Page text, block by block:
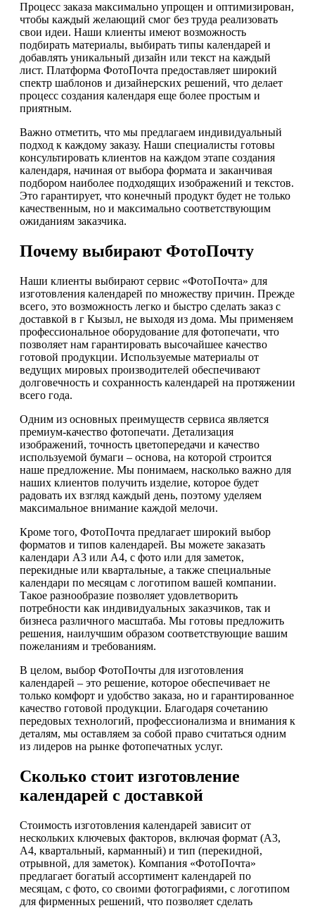
Процесс заказа максимально упрощен и оптимизирован,
чтобы каждый желающий смог без труда реализовать
свои идеи. Наши клиенты имеют возможность
подбирать материалы, выбирать типы календарей и
добавлять уникальный дизайн или текст на каждый
лист. Платформа ФотоПочта предоставляет широкий
спектр шаблонов и дизайнерских решений, что делает
процесс создания календаря еще более простым и
приятным.
Важно отметить, что мы предлагаем индивидуальный
подход к каждому заказу. Наши специалисты готовы
консультировать клиентов на каждом этапе создания
календаря, начиная от выбора формата и заканчивая
подбором наиболее подходящих изображений и текстов.
Это гарантирует, что конечный продукт будет не только
качественным, но и максимально соответствующим
ожиданиям заказчика.
Почему выбирают ФотоПочту
Наши клиенты выбирают сервис «ФотоПочта» для
изготовления календарей по множеству причин. Прежде
всего, это возможность легко и быстро сделать заказ с
доставкой в г Кызыл, не выходя из дома. Мы применяем
профессиональное оборудование для фотопечати, что
позволяет нам гарантировать высочайшее качество
готовой продукции. Используемые материалы от
ведущих мировых производителей обеспечивают
долговечность и сохранность календарей на протяжении
всего года.
Одним из основных преимуществ сервиса является
премиум-качество фотопечати. Детализация
изображений, точность цветопередачи и качество
используемой бумаги – основа, на которой строится
наше предложение. Мы понимаем, насколько важно для
наших клиентов получить изделие, которое будет
радовать их взгляд каждый день, поэтому уделяем
максимальное внимание каждой мелочи.
Кроме того, ФотоПочта предлагает широкий выбор
форматов и типов календарей. Вы можете заказать
календари А3 или А4, с фото или для заметок,
перекидные или квартальные, а также специальные
календари по месяцам с логотипом вашей компании.
Такое разнообразие позволяет удовлетворить
потребности как индивидуальных заказчиков, так и
бизнеса различного масштаба. Мы готовы предложить
решения, наилучшим образом соответствующие вашим
пожеланиям и требованиям.
В целом, выбор ФотоПочты для изготовления
календарей – это решение, которое обеспечивает не
только комфорт и удобство заказа, но и гарантированное
качество готовой продукции. Благодаря сочетанию
передовых технологий, профессионализма и внимания к
деталям, мы оставляем за собой право считаться одним
из лидеров на рынке фотопечатных услуг.
Сколько стоит изготовление
календарей с доставкой
Стоимость изготовления календарей зависит от
нескольких ключевых факторов, включая формат (А3,
А4, квартальный, карманный) и тип (перекидной,
отрывной, для заметок). Компания «ФотоПочта»
предлагает богатый ассортимент календарей по
месяцам, с фото, со своими фотографиями, с логотипом
для фирменных решений, что позволяет сделать